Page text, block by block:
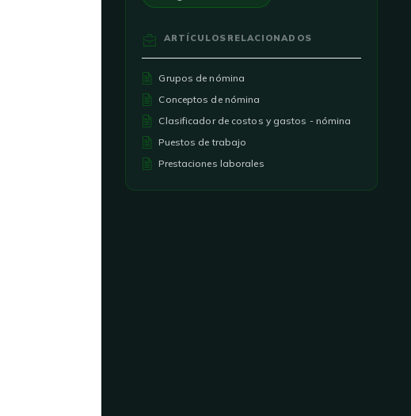
ARTÍCULOS RELACIONADOS
Grupos de nómina
Conceptos de nómina
Clasificador de costos y gastos - nómina
Puestos de trabajo
Prestaciones laborales